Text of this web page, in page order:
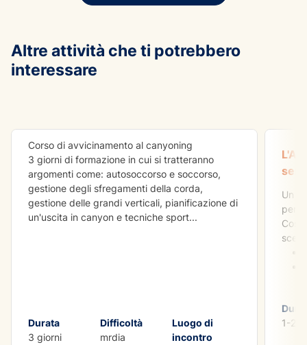
Altre attività che ti potrebbero
interessare
Corso di avvicinamento al canyoning
3 giorni di formazione in cui si tratteranno
argomenti come: autosoccorso e soccorso,
gestione degli sfregamenti della corda,
gestione delle grandi verticali, pianificazione di
un'uscita in canyon e tecniche sport...
Durata
3 giorni
Difficoltà
mrdia
Luogo di
incontro
Un
1-2